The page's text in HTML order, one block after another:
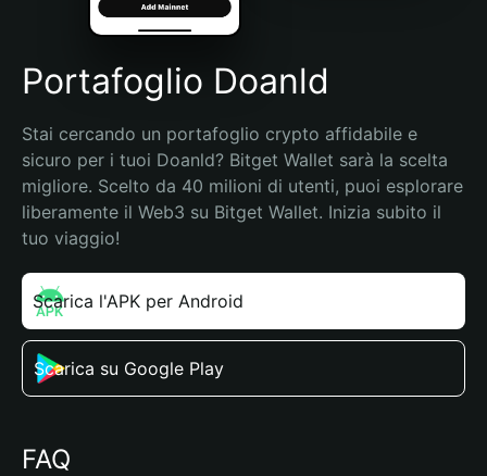
Español (Argentina)
Portafoglio Doanld
Stai cercando un portafoglio crypto affidabile e
sicuro per i tuoi Doanld? Bitget Wallet sarà la scelta
migliore. Scelto da 40 milioni di utenti, puoi esplorare
liberamente il Web3 su Bitget Wallet. Inizia subito il
tuo viaggio!
Scarica l'APK per Android
Scarica su Google Play
FAQ